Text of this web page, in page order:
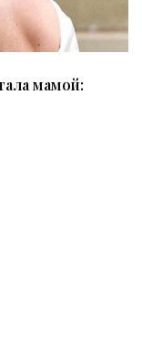
мамой: